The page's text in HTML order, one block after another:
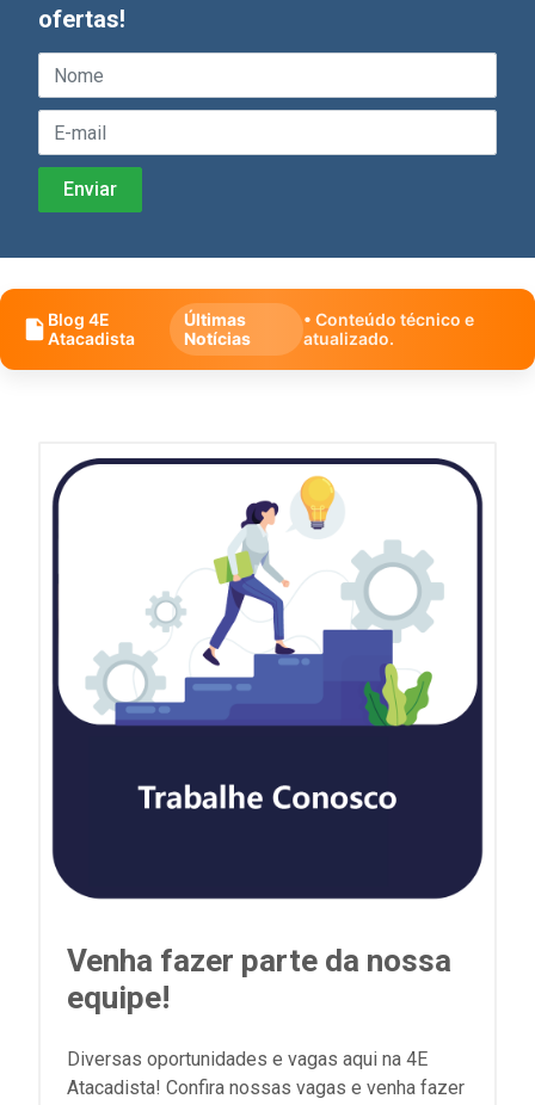
ofertas!
Blog 4E
Atacadista
Últimas
Notícias
• Conteúdo técnico e
atualizado.
Venha fazer parte da nossa
equipe!
Diversas oportunidades e vagas aqui na 4E
Atacadista! Confira nossas vagas e venha fazer